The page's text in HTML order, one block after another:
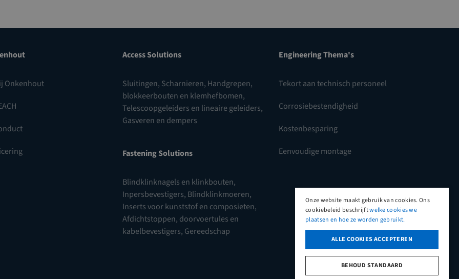
Onkenhout
Access Solutions
Sluitingen, Scharnieren, Handgrepen,
blokkeerbouten en klemhefbomen,
Telescoopgeleiders en lineaire geleiders,
Gasveren en dempers
Fastening Solutions
Blindklinknagels en klinkbouten,
Inpersbevestigers, Blindklinkmoeren,
Inserts voor kunststof en composieten,
Afdichtstoppen, doorvoertules en
kabelbevestigers, Gereedschap
Engineering Thema's
Tekort aan technisch personeel
Corrosiebestendigheid
Kostenbesparing
Eenvoudige montage
Onze website maakt gebruik van cookies. Ons
cookiebeleid beschrijftwelke cookies we
plaatsen en hoe ze worden gebruikt.
ALLE COOKIES ACCEPTEREN
BEHOUD STANDAARD